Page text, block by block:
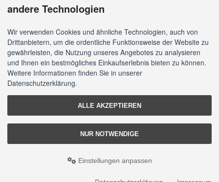
andere Technologien
Wir verwenden Cookies und ähnliche Technologien, auch von
Drittanbietern, um die ordentliche Funktionsweise der Website zu
gewährleisten, die Nutzung unseres Angebotes zu analysieren
und Ihnen ein bestmögliches Einkaufserlebnis bieten zu können.
Weitere Informationen finden Sie in unserer
Datenschutzerklärung.
ALLE AKZEPTIEREN
NUR NOTWENDIGE
Einstellungen anpassen